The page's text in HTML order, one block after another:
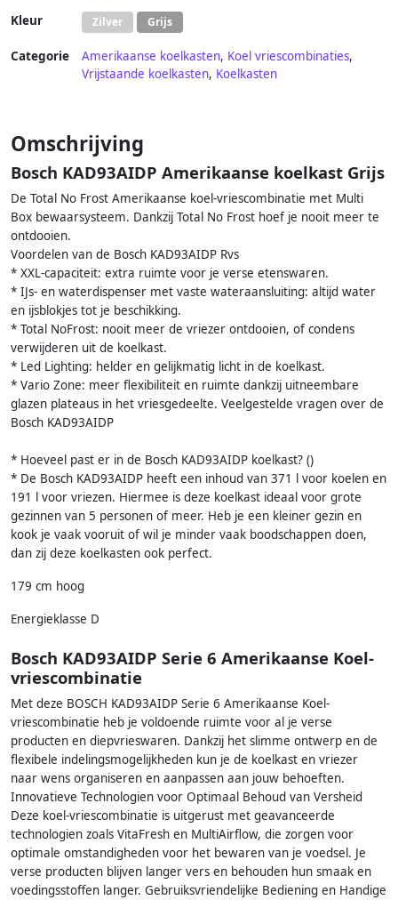
Kleur Zilver Grijs
Categorie Amerikaanse koelkasten, Koel vriescombinaties,
Vrijstaande koelkasten, Koelkasten
Omschrijving
Bosch KAD93AIDP Amerikaanse koelkast Grijs
De Total No Frost Amerikaanse koel-vriescombinatie met Multi
Box bewaarsysteem. Dankzij Total No Frost hoef je nooit meer te
ontdooien.
Voordelen van de Bosch KAD93AIDP Rvs
* XXL-capaciteit: extra ruimte voor je verse etenswaren.
* IJs- en waterdispenser met vaste wateraansluiting: altijd water
en ijsblokjes tot je beschikking.
* Total NoFrost: nooit meer de vriezer ontdooien, of condens
verwijderen uit de koelkast.
* Led Lighting: helder en gelijkmatig licht in de koelkast.
* Vario Zone: meer flexibiliteit en ruimte dankzij uitneembare
glazen plateaus in het vriesgedeelte. Veelgestelde vragen over de
Bosch KAD93AIDP
* Hoeveel past er in de Bosch KAD93AIDP koelkast? ()
* De Bosch KAD93AIDP heeft een inhoud van 371 l voor koelen en
191 l voor vriezen. Hiermee is deze koelkast ideaal voor grote
gezinnen van 5 personen of meer. Heb je een kleiner gezin en
kook je vaak vooruit of wil je minder vaak boodschappen doen,
dan zij deze koelkasten ook perfect.
179 cm hoog
Energieklasse D
Bosch KAD93AIDP Serie 6 Amerikaanse Koel-
vriescombinatie
Met deze BOSCH KAD93AIDP Serie 6 Amerikaanse Koel-
vriescombinatie heb je voldoende ruimte voor al je verse
producten en diepvrieswaren. Dankzij het slimme ontwerp en de
flexibele indelingsmogelijkheden kun je de koelkast en vriezer
naar wens organiseren en aanpassen aan jouw behoeften.
Innovatieve Technologien voor Optimaal Behoud van Versheid
Deze koel-vriescombinatie is uitgerust met geavanceerde
technologien zoals VitaFresh en MultiAirflow, die zorgen voor
optimale omstandigheden voor het bewaren van je voedsel. Je
verse producten blijven langer vers en behouden hun smaak en
voedingsstoffen langer. Gebruiksvriendelijke Bediening en Handige